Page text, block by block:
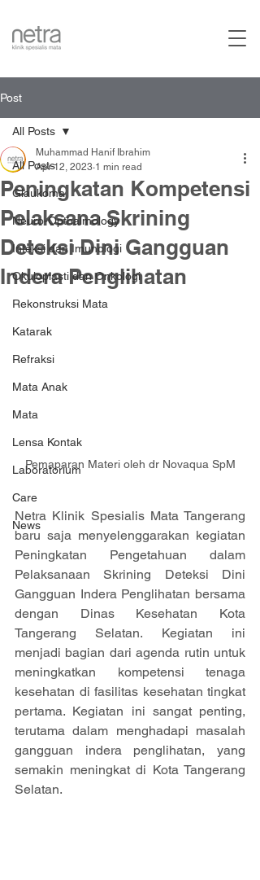
Post
All Posts
Glaukoma
Neuro-Opthalmology
Infeksi dan Imunologi
Okuloplasti dan Onkologi
Rekonstruksi Mata
Katarak
Refraksi
Mata Anak
Mata
Lensa Kontak
Laboratorium
Care
News
All Posts
Peningkatan Kompetensi
Pelaksana Skrining
Deteksi Dini Gangguan
Indera Penglihatan
Muhammad Hanif Ibrahim
Apr 12, 2023 1 min read
Pemaparan Materi oleh dr Novaqua SpM
Netra Klinik Spesialis Mata Tangerang
baru saja menyelenggarakan kegiatan
Peningkatan Pengetahuan dalam
Pelaksanaan Skrining Deteksi Dini
Gangguan Indera Penglihatan bersama
dengan Dinas Kesehatan Kota
Tangerang Selatan. Kegiatan ini
menjadi bagian dari agenda rutin untuk
meningkatkan kompetensi tenaga
kesehatan di fasilitas kesehatan tingkat
pertama. Kegiatan ini sangat penting,
terutama dalam menghadapi masalah
gangguan indera penglihatan, yang
semakin meningkat di Kota Tangerang
Selatan.